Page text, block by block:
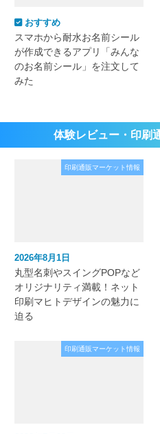
おすすめ
スマホから耐水お名前シール
が作成できるアプリ「みんな
のお名前シール」を注文して
みた
体験レビュー・印刷
印刷通販マーケット情報
2026年8月1日
丸型名刺やスイングPOPなど
オリジナリティ満載！ネット
印刷マヒトデザインの魅力に
迫る
印刷通販マーケット情報